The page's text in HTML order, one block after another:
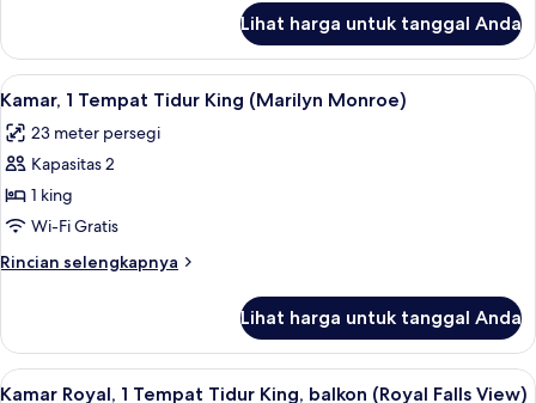
King
(Falls
View)
Kamar
Deluks,
1
Tidur
King
View)
Lihat harga untuk tanggal Anda
Lihat
semua
foto
untuk
Kamar,
1
Tempat
Tidur
(Marilyn
Monroe)
Brankas, ruang kerja ramah laptop,
4
Kamar, 1 Tempat Tidur King (Marilyn Monroe)
23 meter persegi
Kapasitas 2
1 king
Wi-Fi Gratis
Rincian selengkapnya
Rincian
Kamar,
Tempat
Lihat harga untuk tanggal Anda
Lihat
8
Kamar Royal, 1 Tempat Tidur King, balkon (Royal Falls View)